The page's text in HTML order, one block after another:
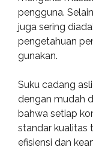
pengguna.
juga sering
pengetahuan
gunakan.
Suku cadang
dengan mudah
bahwa setiap
standar kualitas
efisiensi dan